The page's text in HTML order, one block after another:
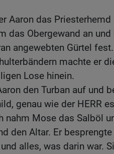
Aaron das
das Obergewand an
angewebten Gürtel fest.
machte er
Lose hinein.
den Turban auf und
genau wie der HERR
nahm Mose das Salböl
den Altar. Er
alles, was darin war.